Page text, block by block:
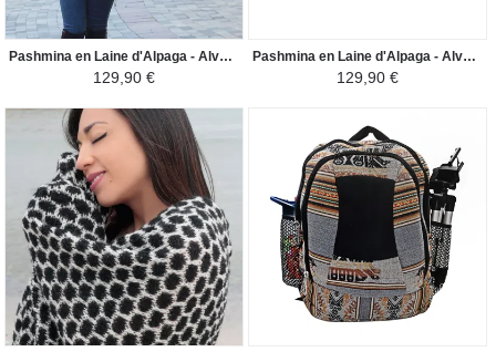
Pashmina en Laine d'Alpaga - Alvéole Homme Femme - Crème/Moutarde
129,90 €
Pashmina en Laine d'Alpaga - Alvéole Homme Femme - Crème/Turquoise
129,90 €